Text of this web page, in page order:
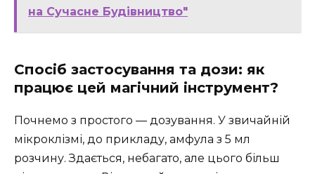
на Сучасне Будівництво"
Спосіб застосування та дози: як
працює цей магічний інструмент?
Почнемо з простого — дозування. У звичайній
мікроклізмі, до прикладу, амфула з 5 мл
розчину. Здається, небагато, але цього більш